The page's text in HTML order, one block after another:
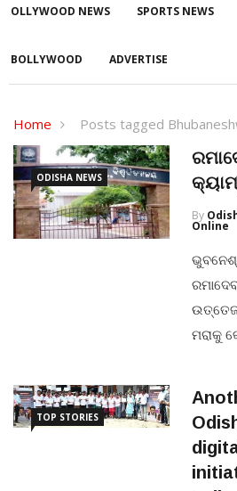
OLLYWOOD NEWS SPORTS NEWS
BOLLYWOOD ADVERTISE
Home Posts tagged
ODISHA NEWS
By
Online
ମରାକୁ
ସମସ୍ତ
ଦେଖି
TOP STORIES